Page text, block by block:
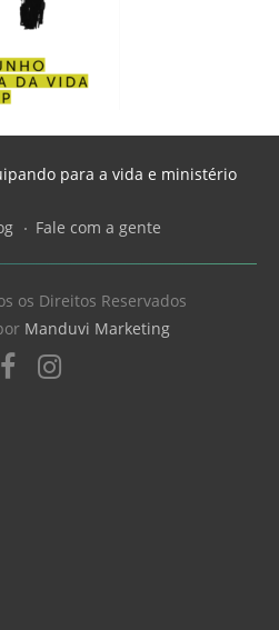
para a vida e ministério
Fale com a gente
os Direitos Reservados
Manduvi Marketing